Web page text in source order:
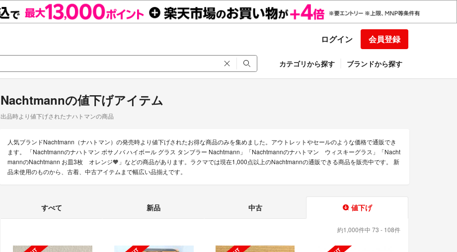
ログイン 会員登録
カテゴリから探す ブランドから探す
Nachtmannの値下げアイテム
出品時より値下げされたナハトマンの商品
人気ブランドNachtmann（ナハトマン）の発売時より値下げされたお得な商品のみを集めました。アウトレットやセールのような価格で通販でき
ます。 「Nachtmannのナハトマン ボサノバ ハイボール グラス タンブラー Nachtmann」「Nachtmannのナハトマン ウィスキーグラス」「Nacht
mannのNachtmann お皿3枚 オレンジ🧡」などの商品があります。ラクマでは現在1,000点以上のNachtmannの通販できる商品を販売中です。 新
品未使用のものから、古着、中古アイテムまで幅広い品揃えです。
すべて 新品 中古 値下げ
約1,000件中 73 - 108件